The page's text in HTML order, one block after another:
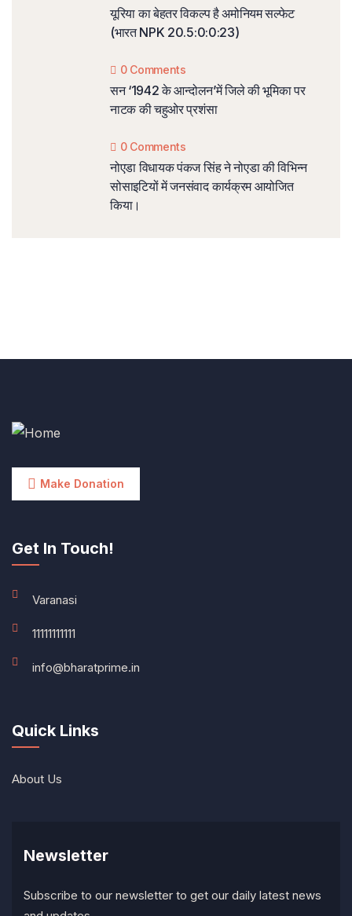
यूरिया का बेहतर विकल्प है अमोनियम सल्फेट
(भारत NPK 20.5:0:0:23)
0 Comments
सन ‘1942 के आन्दोलन’में जिले की भूमिका पर
नाटक की चहुओर प्रशंसा
0 Comments
नोएडा विधायक पंकज सिंह ने नोएडा की विभिन्न
सोसाइटियों में जनसंवाद कार्यक्रम आयोजित
किया।
Make Donation
Get In Touch!
Varanasi
11111111111
info@bharatprime.in
Quick Links
About Us
Newsletter
Subscribe to our newsletter to get our daily latest news